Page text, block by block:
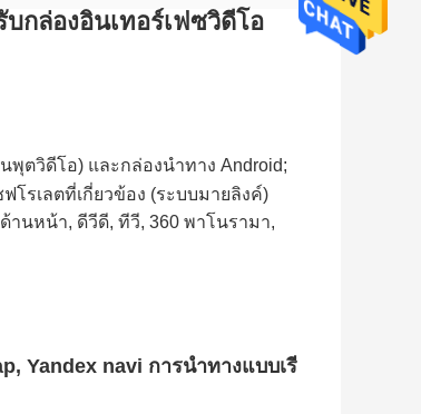
กล่องอินเทอร์เฟซวิดีโอ
ตวิดีโอ) และกล่องนำทาง Android;
โรเลตที่เกี่ยวข้อง (ระบบมายลิงค์)
านหน้า, ดีวีดี, ทีวี, 360 พาโนรามา,
Yandex navi การนำทางแบบเรี